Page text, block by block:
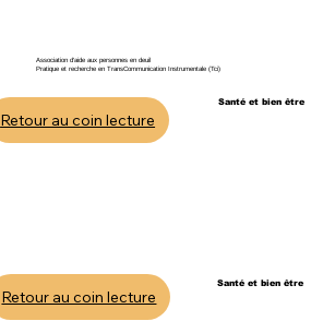
Association d'aide aux personnes en deuil
Pratique et recherche en TransCommunication Instrumentale (Tci)
Santé et bien être
Santé et bien être
Retour au coin lecture
Retour au coin lecture